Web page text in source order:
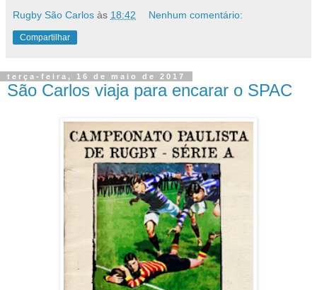
Rugby São Carlos às 18:42 Nenhum comentário:
Compartilhar
terça-feira, 16 de maio de 2017
São Carlos viaja para encarar o SPAC